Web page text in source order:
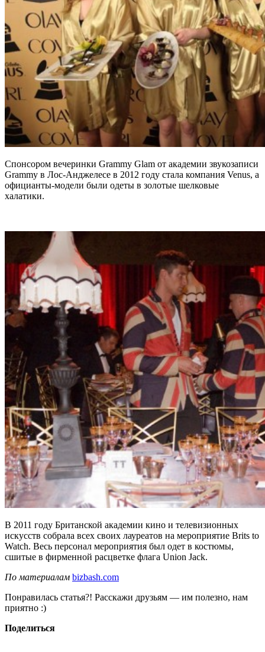
Спонсором вечеринки Grammy Glam от академии звукозаписи
Grammy в Лос-Анджелесе в 2012 году стала компания Venus, а
официанты-модели были одеты в золотые шелковые
халатики.
В 2011 году Британской академии кино и телевизионных
искусств собрала всех своих лауреатов на мероприятие Brits to
Watch. Весь персонал мероприятия был одет в костюмы,
сшитые в фирменной расцветке флага Union Jack.
По материалам bizbash.com
Понравилась статья?! Расскажи друзьям — им полезно, нам
приятно :)
Поделиться